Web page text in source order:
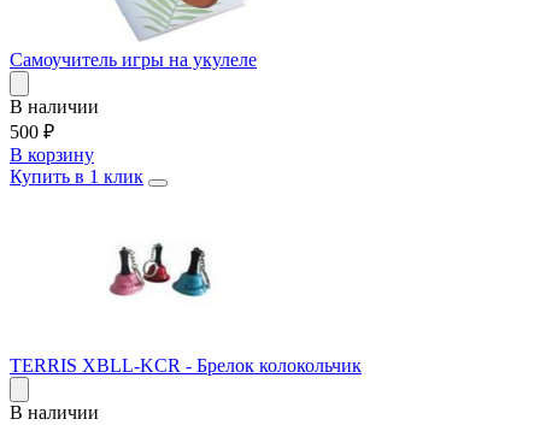
Самоучитель игры на укулеле
В наличии
500 ₽
В корзину
Купить в 1 клик
TERRIS XBLL-KCR - Брелок колокольчик
В наличии